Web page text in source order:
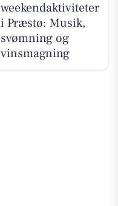
weekendaktiviteter
i Præstø: Musik,
svømning og
vinsmagning